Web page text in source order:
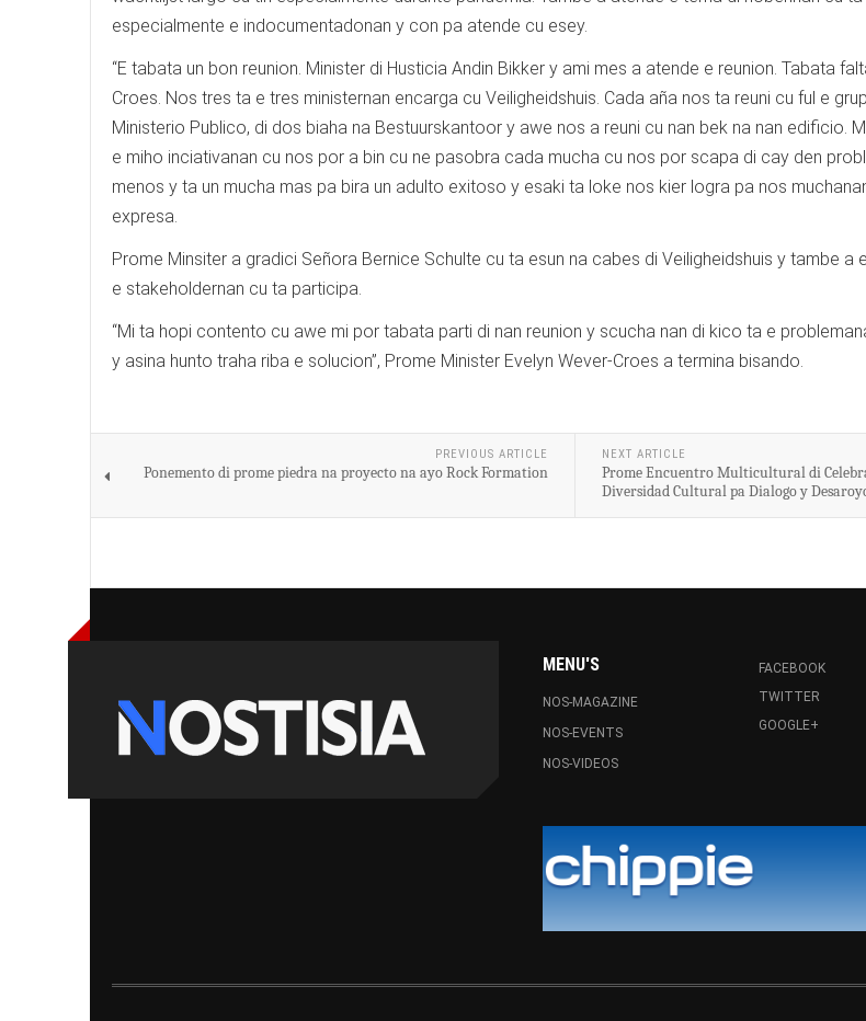
especialmente e indocumentadonan y con pa atende cu esey.
“E tabata un bon reunion. Minister di Husticia Andin Bikker y ami mes a atende e reunion. Tabata
Croes. Nos tres ta e tres ministernan encarga cu Veiligheidshuis. Cada aña nos ta reuni cu ful e
Ministerio Publico, di dos biaha na Bestuurskantoor y awe nos a reuni cu nan bek na nan edificio.
e miho inciativanan cu nos por a bin cu ne pasobra cada mucha cu nos por scapa di cay den
menos y ta un mucha mas pa bira un adulto exitoso y esaki ta loke nos kier logra pa nos
expresa.
Prome Minsiter a gradici Señora Bernice Schulte cu ta esun na cabes di Veiligheidshuis y tambe a
e stakeholdernan cu ta participa.
“Mi ta hopi contento cu awe mi por tabata parti di nan reunion y scucha nan di kico ta e
y asina hunto traha riba e solucion”, Prome Minister Evelyn Wever-Croes a termina bisando.
PREVIOUS ARTICLE
Ponemento di prome piedra na proyecto na ayo Rock Formation
NEXT ARTICLE
Prome Encuentro Multicultural di
Diversidad Cultural pa Dialogo y
MENU'S
NOS-MAGAZINE
NOS-EVENTS
NOS-VIDEOS
FACEBOOK
TWITTER
GOOGLE+